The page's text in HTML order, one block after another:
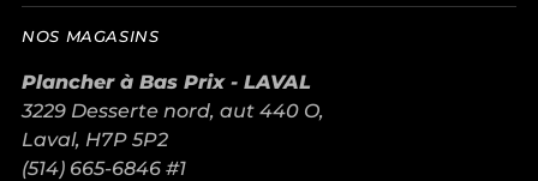
NOS MAGASINS
Plancher à Bas Prix - LAVAL
3229 Desserte nord, aut 440 O,
Laval, H7P 5P2
(514) 665-6846 #1